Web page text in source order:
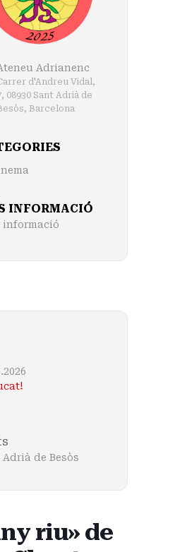
Adrianenc
d'Andreu Vidal,
08930 Sant Adrià de
Barcelona
INFORMACIÓ
informació
Adrià de Besòs
riu» de